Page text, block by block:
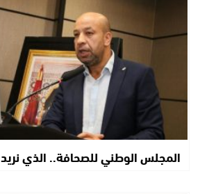
المجلس الوطني للصحافة.. الذي نريد